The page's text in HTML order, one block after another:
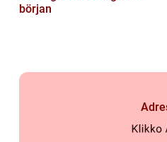
början